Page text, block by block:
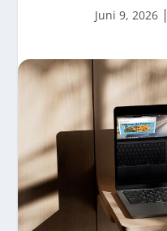
Juni 9, 2026|